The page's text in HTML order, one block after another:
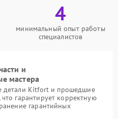
4
минимальный опыт работы
специалистов
и
мастера
детали Kitfort и прошедшие
гарантирует корректную
гарантийных